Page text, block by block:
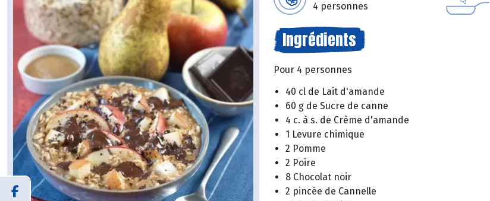
4 personnes
Ingrédients
Pour 4 personnes
40 cl de Lait d'amande
60 g de Sucre de canne
4 c. à s. de Crème d'amande
1 Levure chimique
2 Pomme
2 Poire
8 Chocolat noir
2 pincée de Cannelle